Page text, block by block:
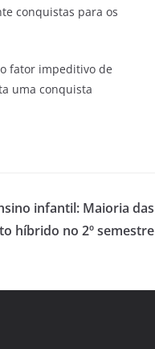
conquistas para os
fator impeditivo de
uma conquista
infantil: Maioria das
híbrido no 2º semestre